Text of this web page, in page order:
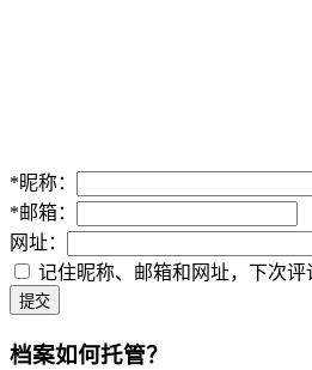
*昵称：
*邮箱：
网址：
记住昵称、邮箱和网址，下次评
提交
档案如何托管？